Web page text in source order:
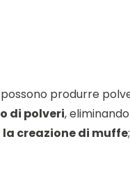
produrre
di polveri,
creazione di muffe